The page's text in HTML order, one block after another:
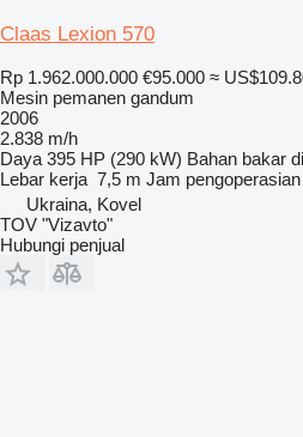
Claas Lexion 570
Rp 1.962.000.000 €95.000 ≈
Mesin pemanen gandum
2006
2.838 m/h
Daya 395 HP (290 kW) Bahan bakar
Lebar kerja 7,5 m Jam
Ukraina, Kovel
TOV "Vizavto"
Hubungi penjual